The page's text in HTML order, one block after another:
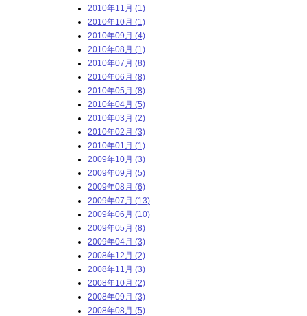
2010年11月 (1)
2010年10月 (1)
2010年09月 (4)
2010年08月 (1)
2010年07月 (8)
2010年06月 (8)
2010年05月 (8)
2010年04月 (5)
2010年03月 (2)
2010年02月 (3)
2010年01月 (1)
2009年10月 (3)
2009年09月 (5)
2009年08月 (6)
2009年07月 (13)
2009年06月 (10)
2009年05月 (8)
2009年04月 (3)
2008年12月 (2)
2008年11月 (3)
2008年10月 (2)
2008年09月 (3)
2008年08月 (5)